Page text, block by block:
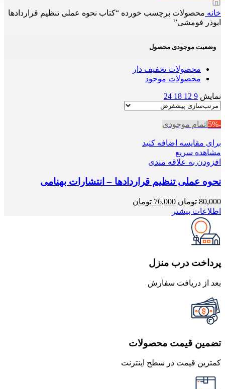
خانه محصولات برچسب خورده “کتاب نحوه عملی تنظیم قراردادها
ابوذر فومشی”
وضعیت موجودی محصول
محصولات تخفیف دار
محصولات موجود
نمایش 9
12
18
24
-5% اتمام موجودی
برای مقایسه اضافه کنید
مشاهده سریع
افزودن به علاقه مندی
نحوه عملی تنظیم قراردادها – انتشارات بهنامی
80,000 تومان قیمت
اصلی
76,000 تومان
اطلاعات بیشتر
پرداخت درب منزل
بعد از دریافت سفارش
تضمین قیمت محصولات
کمترین قیمت در سطح اینترنت